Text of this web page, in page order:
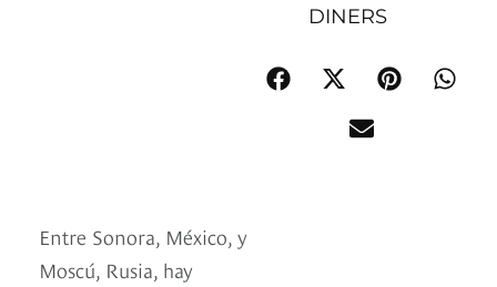
DINERS
Entre Sonora, México, y
Moscú, Rusia, hay